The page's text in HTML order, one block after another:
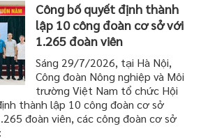
Công bố quyết định thành
lập 10 công đoàn cơ sở với
1.265 đoàn viên
Sáng 29/7/2026, tại Hà Nội,
Công đoàn Nông nghiệp và Môi
trường Việt Nam tổ chức Hội
thành lập 10 công đoàn cơ sở
đoàn viên, các công đoàn cơ sở